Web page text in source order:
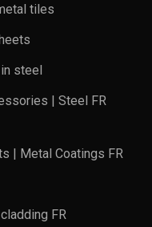
tiles
steel
| Steel FR
| Metal Coatings FR
FR